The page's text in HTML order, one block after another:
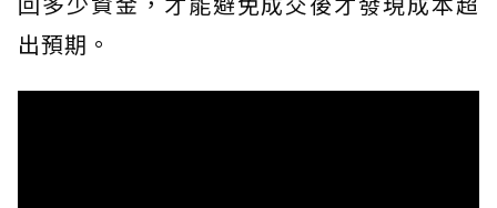
出預期。